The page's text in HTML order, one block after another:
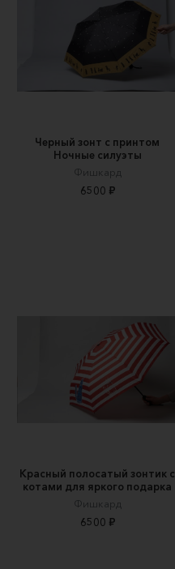
Черный зонт с принтом
Ночные силуэты
Фишкард
6500 ₽
Красный полосатый зонтик с
котами для яркого подарка
Фишкард
6500 ₽